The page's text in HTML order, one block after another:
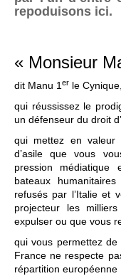
repoduisons ici.
« Monsieur
dit Manu 1er le Cynique,
qui réussissez le
un défenseur du droit
qui mettez en valeur
d’asile que vous
pression médiatique
bateaux
refusés par l’Italie et
projecteur les
expulser ou que vous
qui vous permettez
France ne respecte
répartition européenne